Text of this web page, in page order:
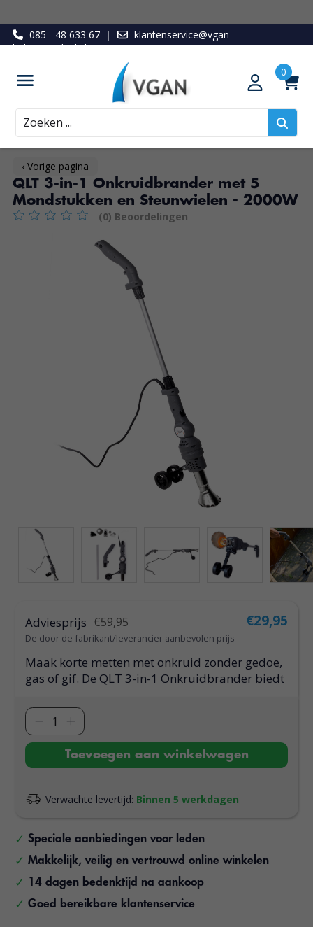
085 - 48 633 67 |
klantenservice@vgan-
ledenvoordeel.nl
Zoeken
‹ Vorige pagina
QLT 3-in-1 Onkruidbrander met 5
Mondstukken en Steunwielen - 2000W
De beoordeling van dit product is0van de 5
(0) Beoordelingen
Adviesprijs €59,95
De door de fabrikant/leverancier aanbevolen prijs
€29,95
Maak korte metten met onkruid zonder gedoe,
gas of gif. De QLT 3-in-1 Onkruidbrander biedt
Toevoegen aan winkelwagen
Verwachte levertijd: Binnen 5 werkdagen
Speciale aanbiedingen voor leden
Makkelijk, veilig en vertrouwd online winkelen
14 dagen bedenktijd na aankoop
Goed bereikbare klantenservice